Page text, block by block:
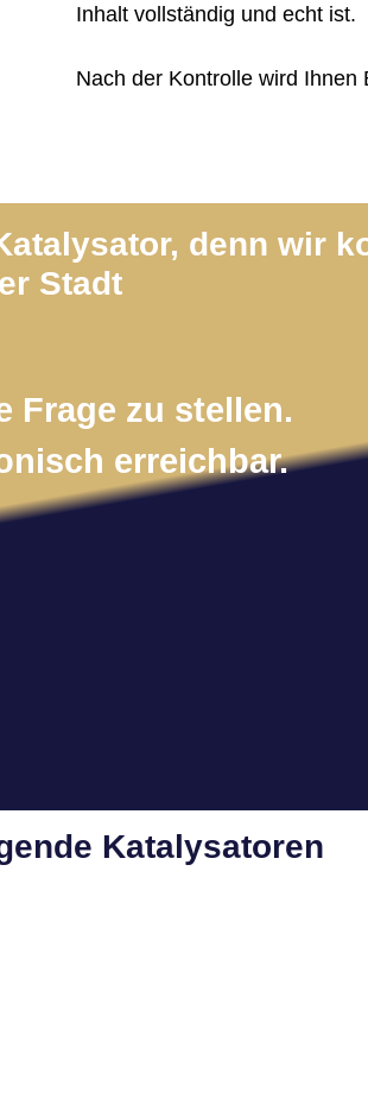
Inhalt vollständig und echt ist.
Nach der Kontrolle wird
denn wir
Stadt
Frage zu stellen.
erreichbar.
Katalysatoren